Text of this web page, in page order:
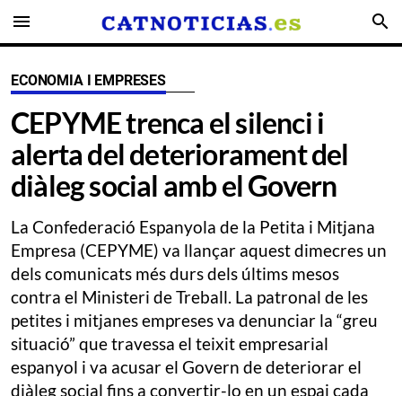
menu search
ECONOMIA I EMPRESES
CEPYME trenca el silenci i
alerta del deteriorament del
diàleg social amb el Govern
La Confederació Espanyola de la Petita i Mitjana
Empresa (CEPYME) va llançar aquest dimecres un
dels comunicats més durs dels últims mesos
contra el Ministeri de Treball. La patronal de les
petites i mitjanes empreses va denunciar la “greu
situació” que travessa el teixit empresarial
espanyol i va acusar el Govern de deteriorar el
diàleg social fins a convertir-lo en un espai cada